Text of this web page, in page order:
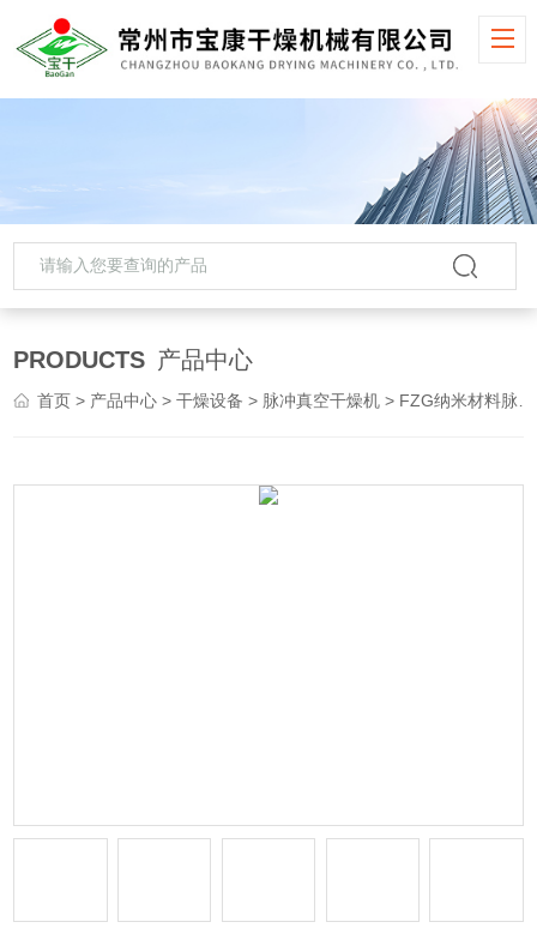
PRODUCTS 产品中心
首页 > 产品中心 >干燥设备 > 脉冲真空干燥机 > FZG纳米材料脉冲真空干燥机